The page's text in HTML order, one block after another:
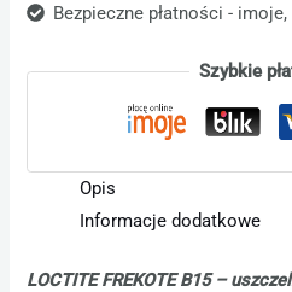
Bezpieczne płatności -
Szybkie
Opis
Informacje dodatkowe
LOCTITE FREKOTE B15 –